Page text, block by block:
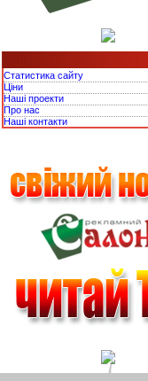
Статистика сайту
Ціни
Наші проекти
Про нас
Наші контакти